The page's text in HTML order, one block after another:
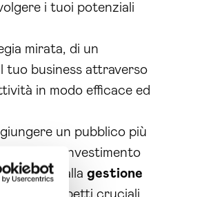
i tuoi potenziali
mirata, di un
tuo business attraverso
in modo efficace ed
un pubblico più
sull’investimento
grazie alla gestione
su altri aspetti cruciali